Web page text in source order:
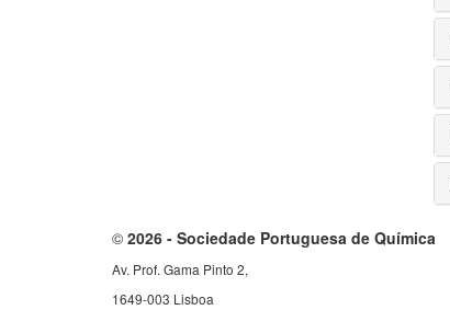
© 2026 - Sociedade Portuguesa de Química
Av. Prof. Gama Pinto 2,
1649-003 Lisboa